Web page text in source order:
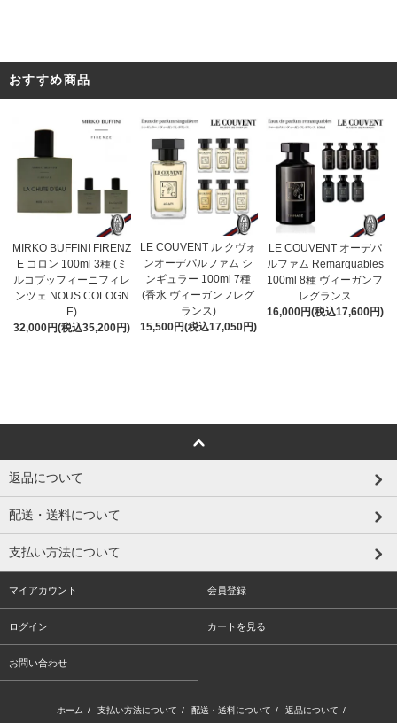
おすすめ商品
MIRKO BUFFINI FIRENZ
E コロン 100ml 3種 (ミ
ルコブッフィーニフィレ
ンツェ NOUS COLOGN
E)
32,000円(税込35,200円)
LE COUVENT ル クヴォ
ンオーデパルファム シ
ンギュラー 100ml 7種
(香水 ヴィーガンフレグ
ランス)
15,500円(税込17,050円)
LE COUVENT オーデパ
ルファム Remarquables
100ml 8種 ヴィーガンフ
レグランス
16,000円(税込17,600円)
返品について
配送・送料について
支払い方法について
マイアカウント 会員登録
ログイン カートを見る
お問い合わせ
ホーム / 支払い方法について / 配送・送料について / 返品について /